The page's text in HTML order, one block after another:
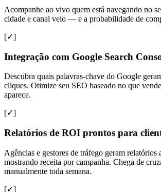
Acompanhe ao vivo quem está navegando no
cidade e canal veio — e a probabilidade de
[✓]
Integração com Google Search
Descubra quais palavras-chave do Google
cliques. Otimize seu SEO baseado no que
aparece.
[✓]
Relatórios de ROI prontos para
Agências e gestores de tráfego geram relatórios
mostrando receita por campanha. Chega de
manualmente toda semana.
[✓]